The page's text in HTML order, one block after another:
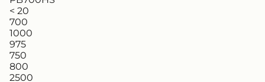
< 20
700
1000
975
750
800
2500